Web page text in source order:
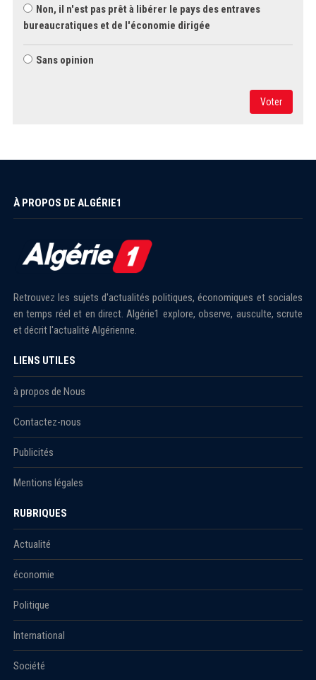
Non, il n'est pas prêt à libérer le pays des entraves
bureaucratiques et de l'économie dirigée
Sans opinion
Voter
À PROPOS DE ALGÉRIE1
Retrouvez les sujets d'actualités politiques, économiques et sociales
en temps réel et en direct. Algérie1 explore, observe, ausculte, scrute
et décrit l'actualité Algérienne.
LIENS UTILES
à propos de Nous
Contactez-nous
Publicités
Mentions légales
RUBRIQUES
Actualité
économie
Politique
International
Société